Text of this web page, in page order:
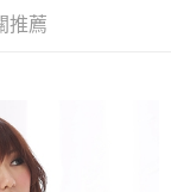
公司）所提供，讓
蒐集、處理及利用，
及更正。
userRule
要取消訂單，請聯絡
需透過AFTEE先享
「AFTEE先享後付
home
推薦